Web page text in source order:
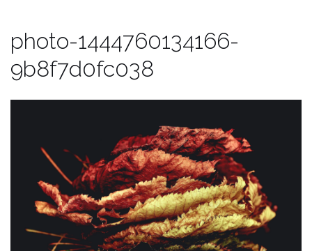
photo-1444760134166-
9b8f7d0fc038